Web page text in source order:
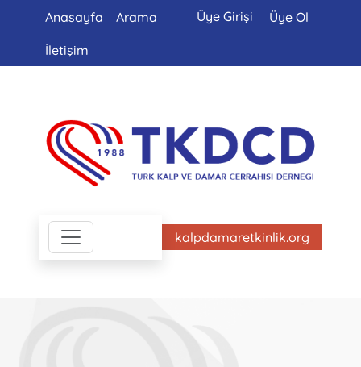
Anasayfa Arama Üye Girişi Üye Ol
İletişim
kalpdamaretkinlik.org